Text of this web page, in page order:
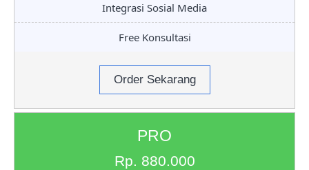
Integrasi Sosial Media
Free Konsultasi
Order Sekarang
PRO
Rp. 880.000